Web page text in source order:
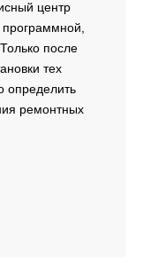
центр
после
тех
определить
ремонтных